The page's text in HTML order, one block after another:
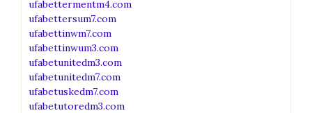
ufabettermentm4.com
ufabettersum7.com
ufabettinwm7.com
ufabettinwum3.com
ufabetunitedm3.com
ufabetunitedm7.com
ufabetuskedm7.com
ufabetutoredm3.com